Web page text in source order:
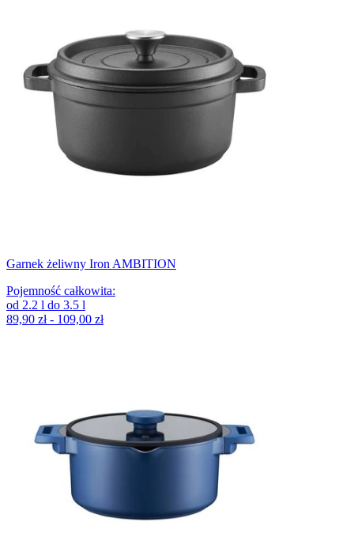
Garnek żeliwny Iron AMBITION
Pojemność całkowita:
od 2.2 l do 3.5 l
89,90 zł - 109,00 zł